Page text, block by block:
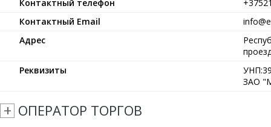
Контактный телефон
Контактный Email
Адрес
Реквизиты
ЗАО
ОПЕРАТОР ТОРГОВ